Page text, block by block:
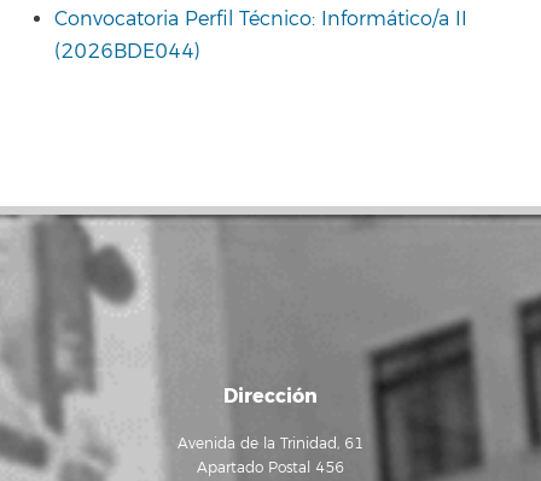
Convocatoria Perfil Técnico: Informático/a II
(2026BDE044)
Dirección
Avenida de la Trinidad, 61
Apartado Postal 456